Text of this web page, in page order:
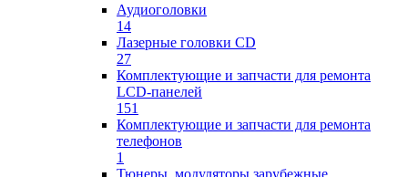
Аудиоголовки
14
Лазерные головки CD
27
Комплектующие и запчасти для ремонта
LCD-панелей
151
Комплектующие и запчасти для ремонта
телефонов
1
Тюнеры, модуляторы зарубежные